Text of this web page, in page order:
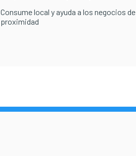
Consume local y ayuda a los negocios de
proximidad